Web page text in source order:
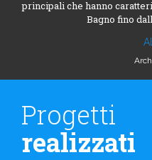
principali che hanno
Bagno fino
Progetti
realizzati